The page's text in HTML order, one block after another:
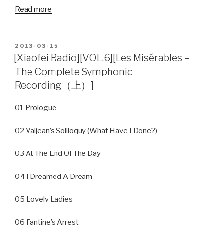
Read more
POSTED
ON
2013-03-15
[Xiaofei Radio][VOL.6][Les Misérables –
The Complete Symphonic
Recording（上）]
01 Prologue
02 Valjean’s Soliloquy (What Have I Done?)
03 At The End Of The Day
04 I Dreamed A Dream
05 Lovely Ladies
06 Fantine’s Arrest